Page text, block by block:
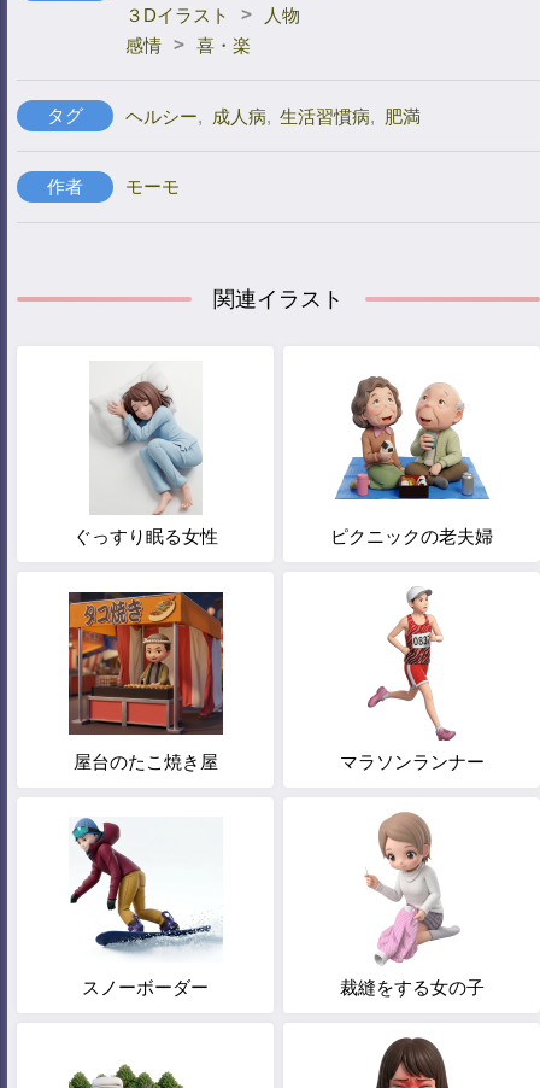
３Dイラスト
>
人物
感情 > 喜・楽
タグ ヘルシー, 成人病, 生活習慣病, 肥満
作者 モーモ
関連イラスト
ぐっすり眠る女性 ピクニックの老夫婦
屋台のたこ焼き屋 マラソンランナー
スノーボーダー 裁縫をする女の子